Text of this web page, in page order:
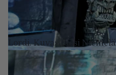
Lordi. Kuva: Jussi Niemelä